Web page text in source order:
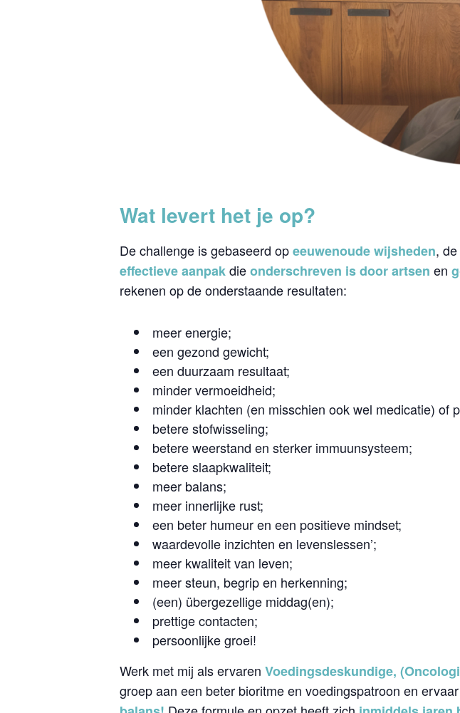
Wat levert het je op?
De challenge is gebaseerd opeeuwenoude wijsheden, de
effectieve aanpakdieonderschreven is door artsen en
rekenen op de onderstaande resultaten:
meer energie;
een gezond gewicht;
een duurzaam resultaat;
minder vermoeidheid;
minder klachten (en misschien ook wel medicatie) of
betere stofwisseling;
betere weerstand en sterker immuunsysteem;
betere slaapkwaliteit;
meer balans;
meer innerlijke rust;
een beter humeur en een positieve mindset;
waardevolle inzichten en levenslessen’;
meer kwaliteit van leven;
meer steun, begrip en herkenning;
(een) übergezellige middag(en);
prettige contacten;
persoonlijke groei!
Werk met mij als ervaren Voedingsdeskundige,
groep aan een beter bioritme en voedingspatroon en ervaar